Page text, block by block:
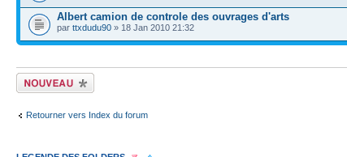
Albert camion de controle des ouvrages d'arts
par ttxdudu90 » 18 Jan 2010 21:32
Écrire un nouveau
sujet
Retourner vers Index du forum